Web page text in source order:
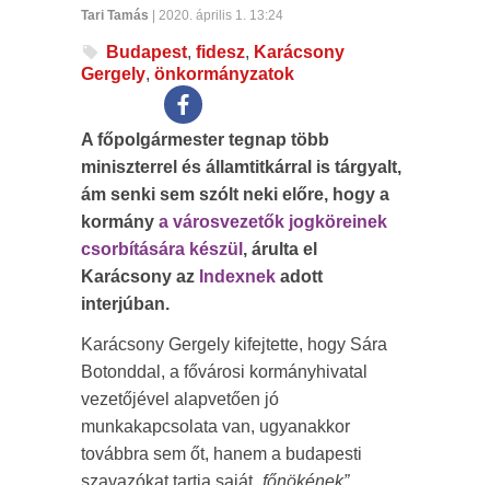
Tari Tamás | 2020. április 1. 13:24
Budapest, fidesz, Karácsony
Gergely, önkormányzatok
A főpolgármester tegnap több
miniszterrel és államtitkárral is tárgyalt,
ám senki sem szólt neki előre, hogy a
kormány a városvezetők jogköreinek
csorbítására készül , árulta el
Karácsony az Indexnek adott
interjúban.
Karácsony Gergely kifejtette, hogy Sára
Botonddal, a fővárosi kormányhivatal
vezetőjével alapvetően jó
munkakapcsolata van, ugyanakkor
továbbra sem őt, hanem a budapesti
szavazókat tartja saját„főnökének”.